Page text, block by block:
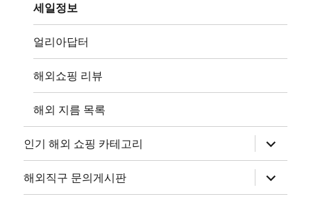
장
세일정보
얼리아답터
해외쇼핑 리뷰
해외 지름 목록
인기 해외 쇼핑 카테고리
위
메
뉴
확
장
해외직구 문의게시판
위
메